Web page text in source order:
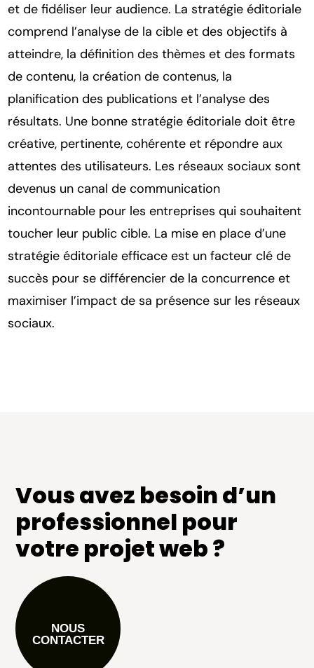
et de fidéliser leur audience. La stratégie éditoriale
comprend l’analyse de la cible et des objectifs à
atteindre, la définition des thèmes et des formats
de contenu, la création de contenus, la
planification des publications et l’analyse des
résultats. Une bonne stratégie éditoriale doit être
créative, pertinente, cohérente et répondre aux
attentes des utilisateurs. Les réseaux sociaux sont
devenus un canal de communication
incontournable pour les entreprises qui souhaitent
toucher leur public cible. La mise en place d’une
stratégie éditoriale efficace est un facteur clé de
succès pour se différencier de la concurrence et
maximiser l’impact de sa présence sur les réseaux
sociaux.
Vous avez besoin d’un
professionnel pour
votre projet web ?
NOUS
CONTACTER